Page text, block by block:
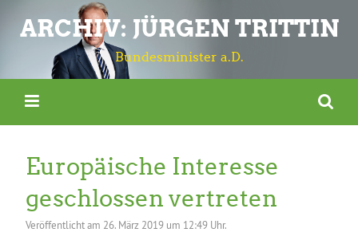
ARCHIV: JÜRGEN TRITTIN
Bundesminister a.D.
Europäische Interesse
geschlossen vertreten
Veröffentlicht am 26. März 2019 um 12:49 Uhr.